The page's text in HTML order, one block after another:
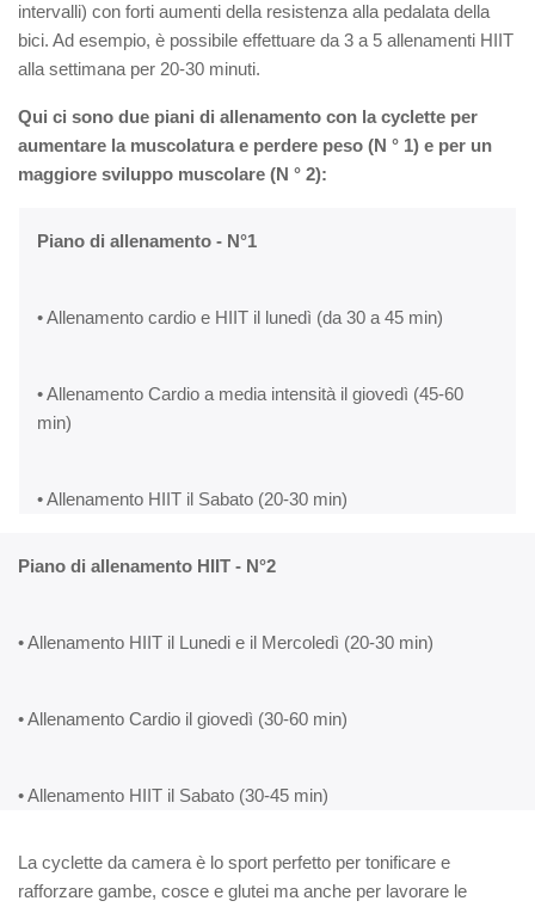
intervalli) con forti aumenti della resistenza alla pedalata della
bici. Ad esempio, è possibile effettuare da 3 a 5 allenamenti HIIT
alla settimana per 20-30 minuti.
Qui ci sono due piani di allenamento con la cyclette per
aumentare la muscolatura e perdere peso (N ° 1) e per un
maggiore sviluppo muscolare (N ° 2):
Piano di allenamento - N°1
• Allenamento cardio e HIIT il lunedì (da 30 a 45 min)
• Allenamento Cardio a media intensità il giovedì (45-60
min)
• Allenamento HIIT il Sabato (20-30 min)
Piano di allenamento HIIT - N°2
• Allenamento HIIT il Lunedi e il Mercoledì (20-30 min)
• Allenamento Cardio il giovedì (30-60 min)
• Allenamento HIIT il Sabato (30-45 min)
La cyclette da camera è lo sport perfetto per tonificare e
rafforzare gambe, cosce e glutei ma anche per lavorare le